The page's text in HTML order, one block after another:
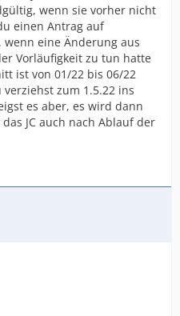
wenn sie vorher nicht
einen Antrag auf
wenn eine Änderung aus
Vorläufigkeit zu tun hatte
ist von 01/22 bis 06/22
zum 1.5.22 ins
es aber, es wird dann
JC auch nach Ablauf der